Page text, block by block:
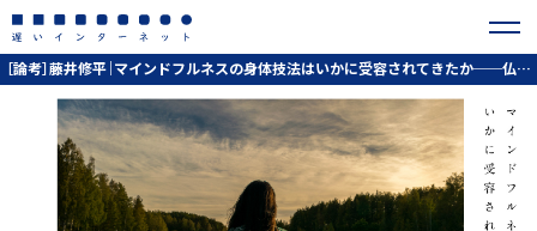
［論考］藤井修平｜マインドフルネスの身体技法はいかに受容されてきたか──仏教と心理学の関わりの歴史から考える